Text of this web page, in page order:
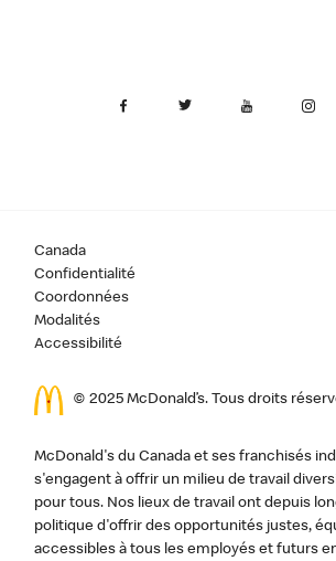
Canada
Confidentialité
Coordonnées
Modalités
Accessibilité
© 2025 McDonald’s. Tous droits
McDonald's du Canada et ses franchisés
s'engagent à offrir un milieu de travail
pour tous. Nos lieux de travail ont depuis
politique d'offrir des opportunités justes,
accessibles à tous les employés et futurs